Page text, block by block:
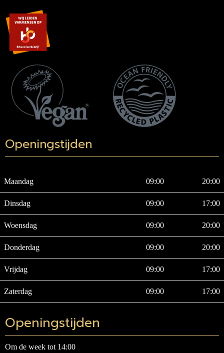
Openingstijden
Maandag 09:00 20:00
Dinsdag 09:00 17:00
Woensdag 09:00 20:00
Donderdag 09:00 20:00
Vrijdag 09:00 17:00
Zaterdag 09:00 17:00
Openingstijden
Om de week tot 14:00